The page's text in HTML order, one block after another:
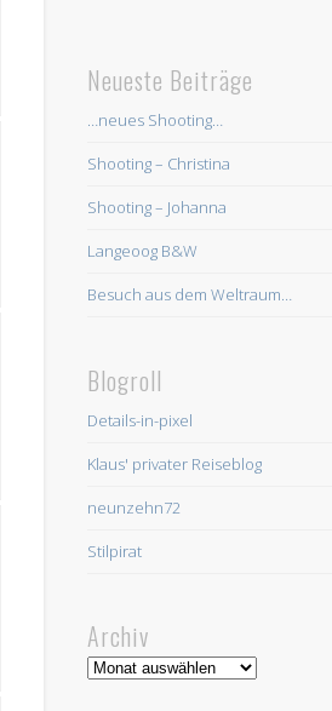
Neueste Beiträge
…neues Shooting…
Shooting – Christina
Shooting – Johanna
Langeoog B&W
Besuch aus dem Weltraum…
Blogroll
Details-in-pixel
Klaus' privater Reiseblog
neunzehn72
Stilpirat
Archiv
Archiv